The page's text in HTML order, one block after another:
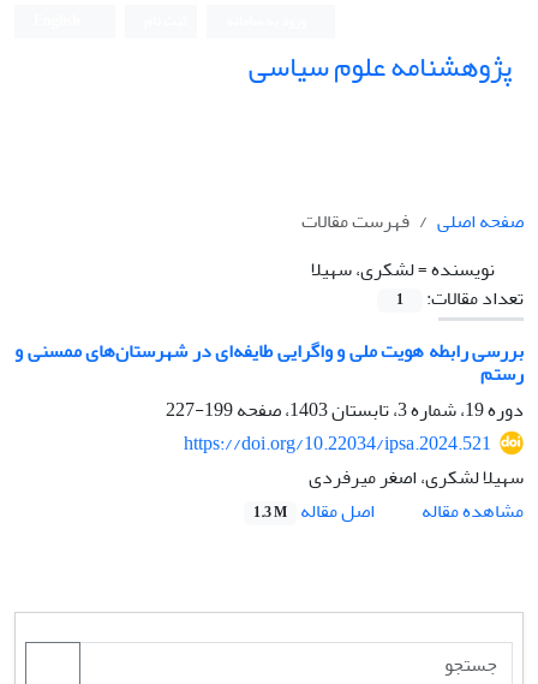
پژوهشنامه علوم سیاسی
صفحه اصلی
فهرست مقالات
نویسنده =لشکری، سهیلا
تعداد مقالات:
1
بررسی رابطه هویت ملی و واگرایی طایفه‌ای در شهرستان‌های ممسنی و
رستم
دوره 19، شماره 3، تابستان 1403، صفحه
199-227
https://doi.org/10.22034/ipsa.2024.521
سهیلا لشکری، اصغر میرفردی
مشاهده مقاله
اصل مقاله 1.3 M